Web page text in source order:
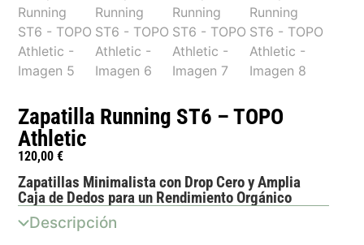
Zapatilla Running ST6 – TOPO
Athletic
120,00€
Zapatillas Minimalista con Drop Cero y Amplia
Caja de Dedos para un Rendimiento Orgánico
Descripción